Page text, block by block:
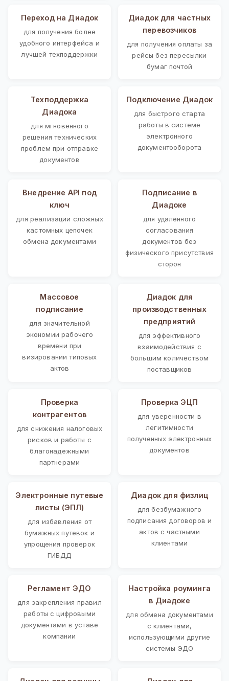
Переход на Диадок
для получения более
удобного интерфейса и
лучшей техподдержки
Диадок для частных
перевозчиков
для получения оплаты за
рейсы без пересылки
бумаг почтой
Техподдержка
Диадока
для мгновенного
решения технических
проблем при отправке
документов
Подключение Диадок
для быстрого старта
работы в системе
электронного
документооборота
Внедрение API под
ключ
для реализации сложных
кастомных цепочек
обмена документами
Подписание в
Диадоке
для удаленного
согласования
документов без
физического присутствия
сторон
Массовое
подписание
для значительной
экономии рабочего
времени при
визировании типовых
актов
Диадок для
производственных
предприятий
для эффективного
взаимодействия с
большим количеством
поставщиков
Проверка
контрагентов
для снижения налоговых
рисков и работы с
благонадежными
партнерами
Проверка ЭЦП
для уверенности в
легитимности
полученных электронных
документов
Электронные путевые
листы (ЭПЛ)
для избавления от
бумажных путевок и
упрощения проверок
ГИБДД
Диадок для физлиц
для безбумажного
подписания договоров и
актов с частными
клиентами
Регламент ЭДО
для закрепления правил
работы с цифровыми
документами в уставе
компании
Настройка роуминга
в Диадоке
для обмена документами
с клиентами,
использующими другие
системы ЭДО